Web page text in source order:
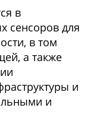
в
сенсоров для
в том
а также
и
и